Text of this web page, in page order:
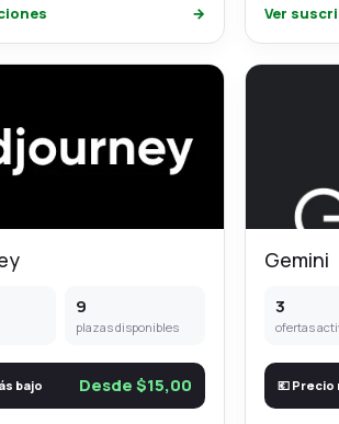
→ Ver
9
plazas disponibles
bajo Desde $15,00
Gemini
3
ofertas
💶 Precio